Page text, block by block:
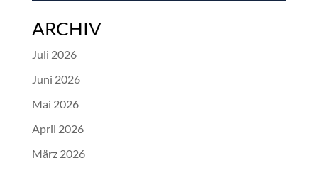
ARCHIV
Juli 2026
Juni 2026
Mai 2026
April 2026
März 2026